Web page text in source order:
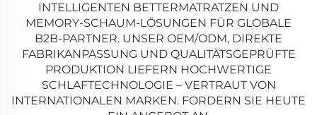
INTELLIGENTEN BETTERMATRATZEN UND
MEMORY-SCHAUM-LÖSUNGEN FÜR GLOBALE
B2B-PARTNER. UNSER OEM/ODM, DIREKTE
FABRIKANPASSUNG UND QUALITÄTSGEPRÜFTE
PRODUKTION LIEFERN HOCHWERTIGE
SCHLAFTECHNOLOGIE – VERTRAUT VON
INTERNATIONALEN MARKEN. FORDERN SIE HEUTE